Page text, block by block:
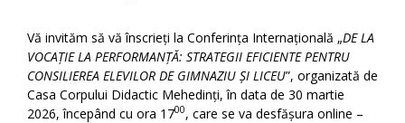
Vă invităm să vă înscrieți la Conferința Internațională „DE LA
VOCAȚIE LA PERFORMANȚĂ: STRATEGII EFICIENTE PENTRU
CONSILIEREA ELEVILOR DE GIMNAZIU ȘI LICEU”, organizată de
Casa Corpului Didactic Mehedinți, în data de 30 martie
2026, începând cu ora 1700, care se va desfășura online –